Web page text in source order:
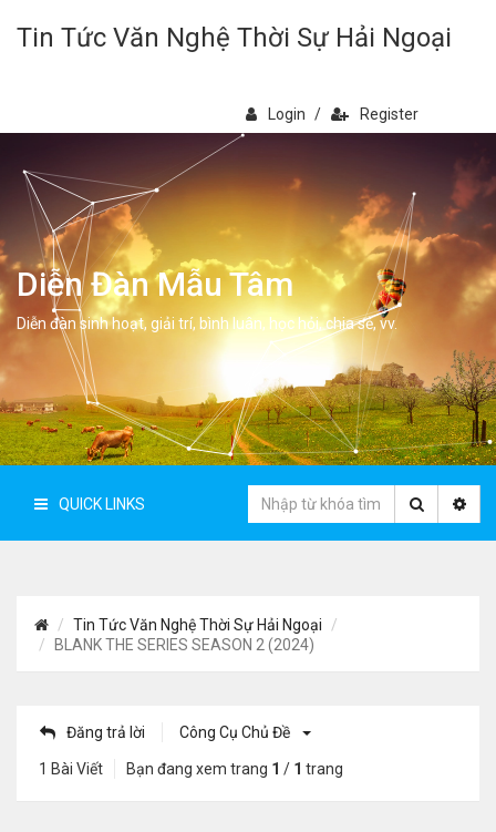
Tin Tức Văn Nghệ Thời Sự Hải Ngoại
Login / Register
Diễn Đàn Mẫu Tâm
Diễn đàn sinh hoạt, giải trí, bình luân, học hỏi, chia sẻ, vv.
QUICK LINKS
Tin Tức Văn Nghệ Thời Sự Hải Ngoại
BLANK THE SERIES SEASON 2 (2024)
Đăng trả lời Công Cụ Chủ Đề
1 Bài Viết Bạn đang xem trang 1 / 1 trang